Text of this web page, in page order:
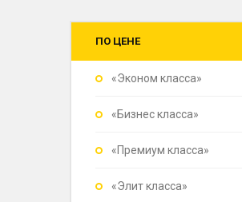
ПО ЦЕНЕ
«Эконом класса»
«Бизнес класса»
«Премиум класса»
«Элит класса»